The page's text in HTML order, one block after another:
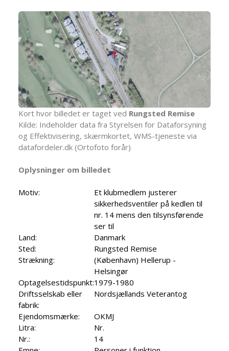
Kort hvor billedet er taget ved Rungsted Remise
Kilde: Indeholder data fra Styrelsen for Dataforsyning
og Effektivisering, skærmkortet, WMS-tjeneste via
datafordeler.dk (Ortofoto forår)
Oplysninger om billedet
Motiv:
Et klubmedlem justerer
sikkerhedsventiler på kedlen til
nr. 14 mens den tilsynsførende
ser til
Land:
Danmark
Sted:
Rungsted Remise
Strækning:
(København) Hellerup -
Helsingør
Optagelsestidspunkt:1979-1980
Driftsselskab eller
fabrik:
Nordsjællands Veterantog
Ejendomsmærke:
OKMJ
Litra:
Nr.
Nr.:
14